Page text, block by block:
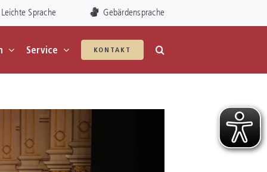
Leichte Sprache Gebärdensprache
Service KONTAKT